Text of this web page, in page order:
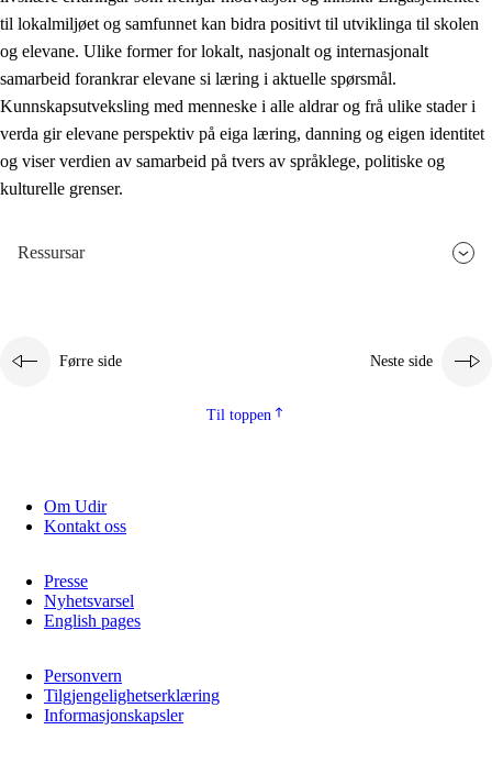
til lokalmiljøet og samfunnet kan bidra positivt til utviklinga til skolen
og elevane. Ulike former for lokalt, nasjonalt og internasjonalt
samarbeid forankrar elevane si læring i aktuelle spørsmål.
Kunnskapsutveksling med menneske i alle aldrar og frå ulike stader i
verda gir elevane perspektiv på eiga læring, danning og eigen identitet
og viser verdien av samarbeid på tvers av språklege, politiske og
kulturelle grenser.
Ressursar
Førre side Neste side
Til toppen
Om Udir
Kontakt oss
Presse
Nyhetsvarsel
English pages
Personvern
Tilgjengelighetserklæring
Informasjonskapsler